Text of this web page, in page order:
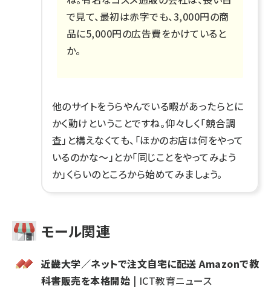
で見て、最初は赤字でも、3,000円の商
品に5,000円の広告費をかけていると
か。
他のサイトをうらやんでいる暇があったらとに
かく動けということですね。仰々しく「競合調
査」と構えなくても、「ほかのお店は何をやって
いるのかな～」とか「同じことをやってみよう
か」くらいのところから始めてみましょう。
モール関連
近畿大学／ネットで注文自宅に配送 Amazonで教
科書販売を本格開始 | ICT教育ニュース